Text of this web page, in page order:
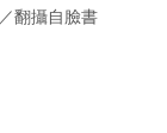
翻攝自臉書